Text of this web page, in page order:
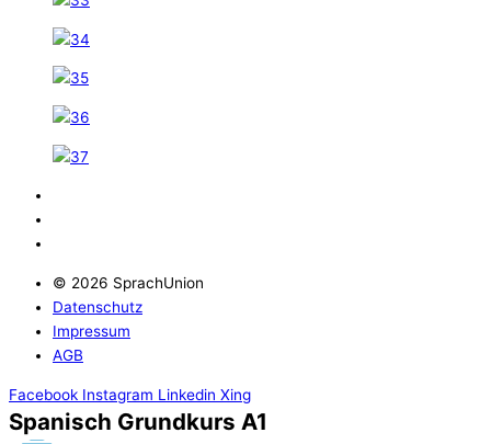
© 2026 SprachUnion
Datenschutz
Impressum
AGB
Facebook Instagram Linkedin Xing
Spanisch Grundkurs A1